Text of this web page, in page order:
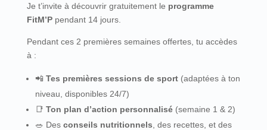
Je t’invite à découvrir gratuitement le programme
FitM’Ppendant 14 jours.
Pendant ces 2 premières semaines offertes, tu accèdes
à :
📲 Tes premières sessions de sport(adaptées à ton
niveau, disponibles 24/7)
📑 Ton plan d’action personnalisé(semaine 1 & 2)
🥗 Des conseils nutritionnels , des recettes, et des